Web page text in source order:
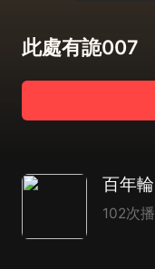
此處有詭007
102次